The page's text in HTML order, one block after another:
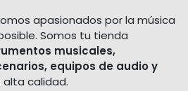
apasionados por la música
Somos tu tienda
musicales,
equipos de audio y
alta calidad.